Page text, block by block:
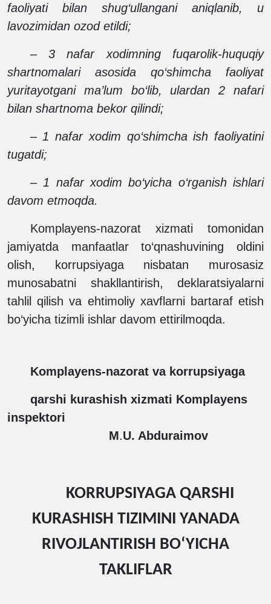
faoliyati bilan shug‘ullangani aniqlanib, u
lavozimidan ozod etildi;
–3 nafar xodimning fuqarolik-huquqiy
shartnomalari asosida qo‘shimcha faoliyat
yuritayotgani ma’lum bo‘lib, ulardan 2 nafari
bilan shartnoma bekor qilindi;
– 1 nafar xodim qo‘shimcha ish faoliyatini
tugatdi;
– 1 nafar xodim bo‘yicha o‘rganish ishlari
davom etmoqda.
Komplayens-nazorat xizmati tomonidan
jamiyatda manfaatlar to‘qnashuvining oldini
olish, korrupsiyaga nisbatan murosasiz
munosabatni shakllantirish, deklaratsiyalarni
tahlil qilish va ehtimoliy xavflarni bartaraf etish
bo‘yicha tizimli ishlar davom ettirilmoqda.
Komplayens-nazorat va korrupsiyaga
qarshi kurashish xizmati Komplayens
inspektori
M.U. Abduraimov
KORRUPSIYAGA QARSHI
KURASHISH TIZIMINI YANADA
RIVOJLANTIRISH BO‘YICHA
TAKLIFLAR